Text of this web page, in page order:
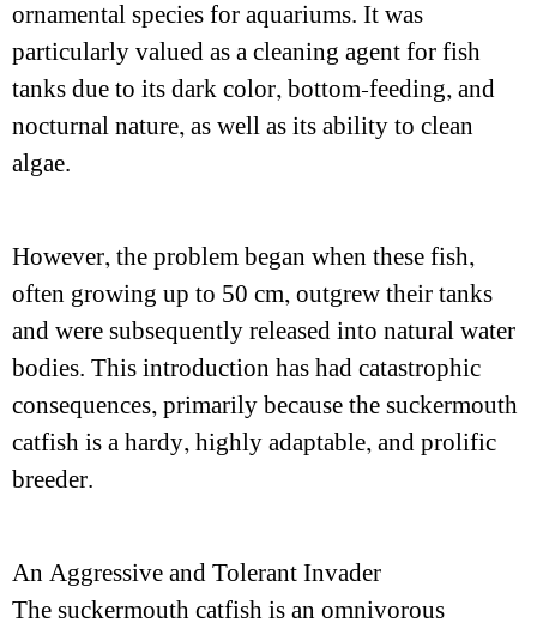
ornamental species for aquariums. It was
particularly valued as a cleaning agent for fish
tanks due to its dark color, bottom-feeding, and
nocturnal nature, as well as its ability to clean
algae.
However, the problem began when these fish,
often growing up to 50 cm, outgrew their tanks
and were subsequently released into natural water
bodies. This introduction has had catastrophic
consequences, primarily because the suckermouth
catfish is a hardy, highly adaptable, and prolific
breeder.
An Aggressive and Tolerant Invader
The suckermouth catfish is an omnivorous